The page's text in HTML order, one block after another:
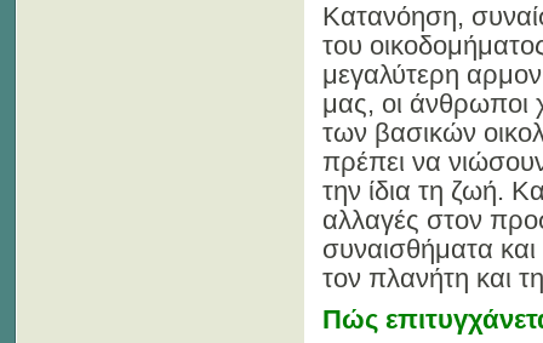
Κατανόηση,
του
μεγαλύτερη
μας, οι άνθρωποι
των βασικών
πρέπει να
την ίδια τη ζωή.
αλλαγές στον
συναισθήματα
τον πλανήτη και
Πώς